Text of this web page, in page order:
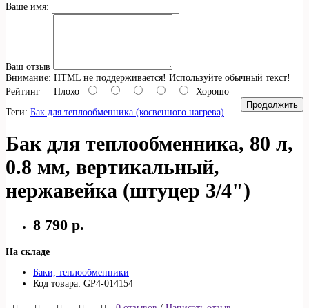
Ваше имя:
Ваш отзыв
Внимание: HTML не поддерживается! Используйте обычный текст!
Рейтинг Плохо
Хорошо
Продолжить
Теги: Бак для теплообменника (косвенного нагрева)
Бак для теплообменника, 80 л,
0.8 мм, вертикальный,
нержавейка (штуцер 3/4")
8 790 р.
На складе
Баки, теплообменники
Код товара: GP4-014154